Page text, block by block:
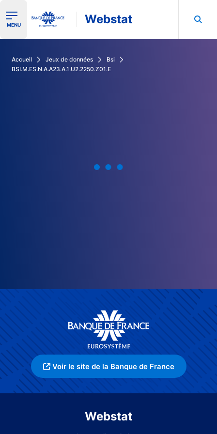
Ouvrir le menu de navigation
MENU Webstat
Accueil Jeux de données
Bsi
BSI.M.ES.N.A.A23.A.1.U2.2250.Z01.E
Voir le site de la Banque de France
Webstat